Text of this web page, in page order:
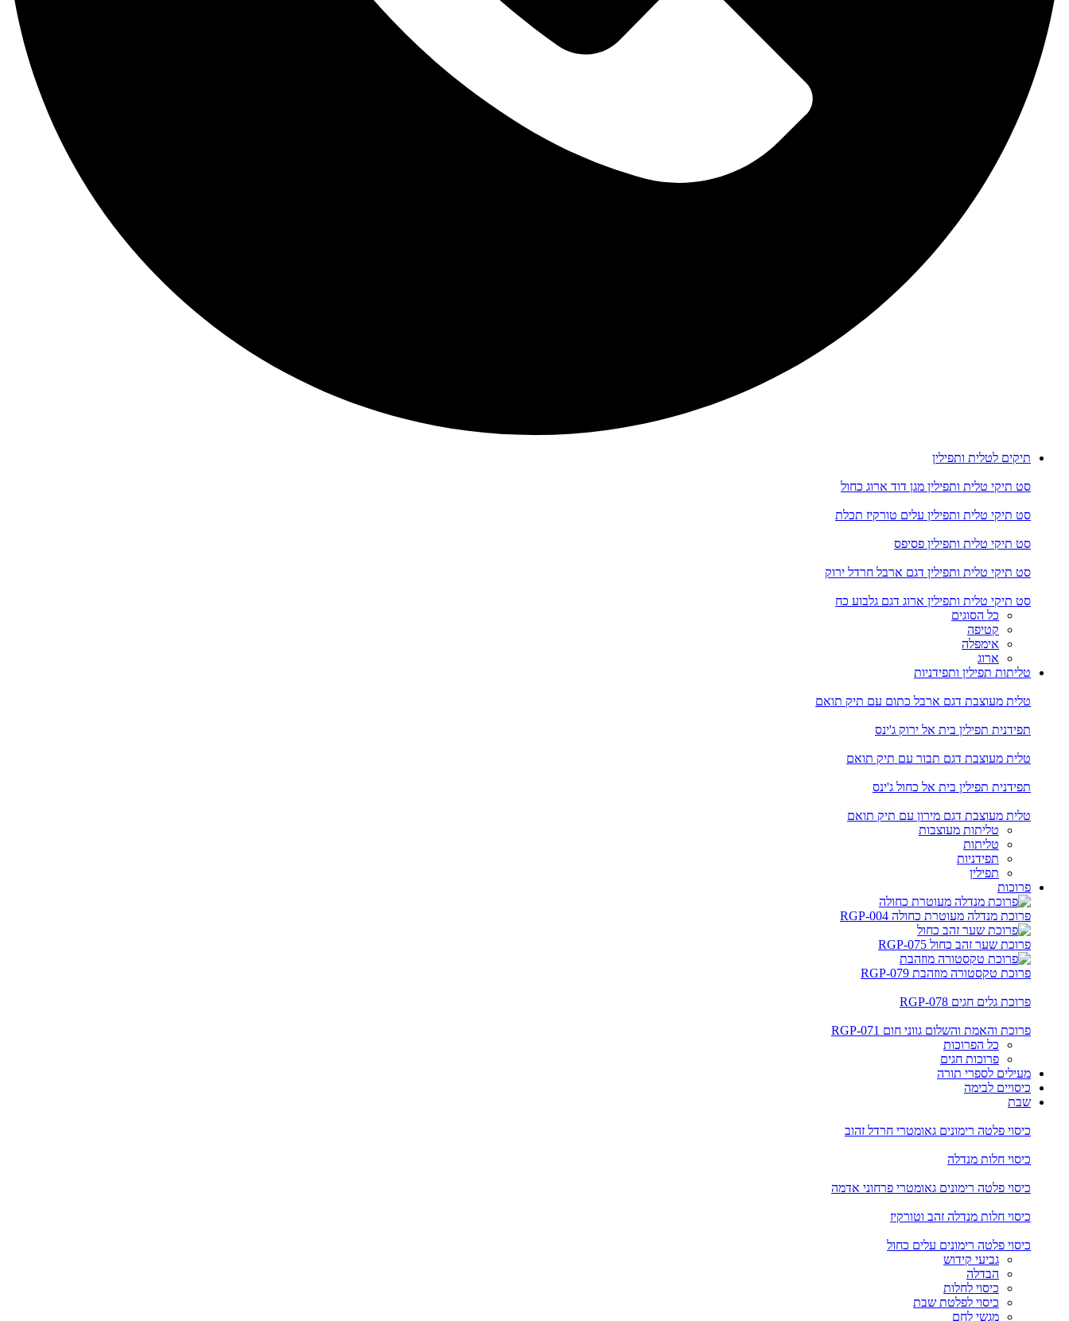
תיקים לטלית ותפילין
סט תיקי טלית ותפילין מגן דוד ארוג כחול
סט תיקי טלית ותפילין עלים טורקיז תכלת
סט תיקי טלית ותפילין פסיפס
סט תיקי טלית ותפילין דגם ארבל חרדל ירוק
סט תיקי טלית ותפילין ארוג דגם גלבוע כח
כל הסוגים
קטיפה
אימפלה
ארוג
טליתות תפילין ותפידניות
טלית מעוצבת דגם ארבל כתום עם תיק תואם
תפידנית תפילין בית אל ירוק ג'ינס
טלית מעוצבת דגם תבור עם תיק תואם
תפידנית תפילין בית אל כחול ג'ינס
טלית מעוצבת דגם מירון עם תיק תואם
טליתות מעוצבות
טליתות
תפידניות
תפילין
פרוכות
פרוכת מנדלה מעוטרת כחולה RGP-004
פרוכת שער זהב כחול RGP-075
פרוכת טקסטורה מוזהבת RGP-079
פרוכת גלים חגים RGP-078
פרוכת והאמת והשלום גווני חום RGP-071
כל הפרוכות
פרוכות חגים
מעילים לספרי תורה
כיסויים לבימה
שבת
כיסוי פלטה רימונים גאומטרי חרדל זהוב
כיסוי חלות מנדלה
כיסוי פלטה רימונים גאומטרי פרחוני אדמה
כיסוי חלות מנדלה זהב וטורקיז
כיסוי פלטה רימונים עלים כחול
גביעי קידוש
הבדלה
כיסוי לחלות
כיסוי לפלטת שבת
מגשי לחם